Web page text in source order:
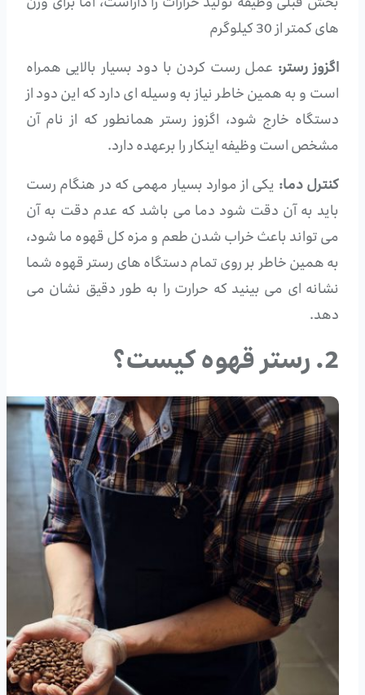
های کمتر از 30 کیلوگرم
اگزوز رستر: عمل رست کردن با دود بسیار بالایی همراه
است و به همین خاطر نیاز به وسیله ای دارد که این دود از
دستگاه خارج شود، اگزوز رستر همانطور که از نام آن
مشخص است وظیفه اینکار را برعهده دارد.
کنترل دما: یکی از موارد بسیار مهمی که در هنگام رست
باید به آن دقت شود دما می باشد که عدم دقت به آن
می تواند باعث خراب شدن طعم و مزه کل قهوه ما شود،
به همین خاطر بر روی تمام دستگاه های رستر قهوه شما
نشانه ای می بینید که حرارت را به طور دقیق نشان می
دهد.
2. رستر قهوه کیست؟